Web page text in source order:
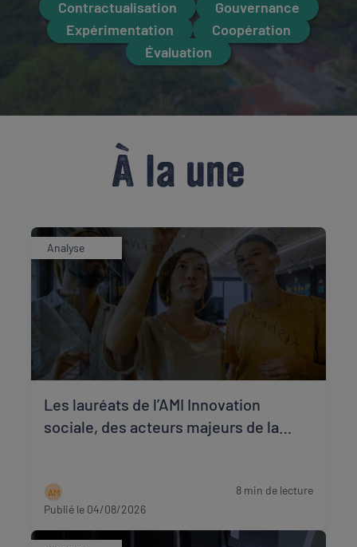
Contractualisation
Gouvernance
Expérimentation
Coopération
Évaluation
À la une
Analyse
Les lauréats de l’AMI Innovation
sociale, des acteurs majeurs de la
A M
8 min de lecture
Publié le 04/08/2026